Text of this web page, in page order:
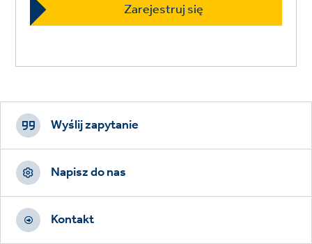
Footer
CTAs
Wyślij zapytanie
Napisz do nas
Kontakt